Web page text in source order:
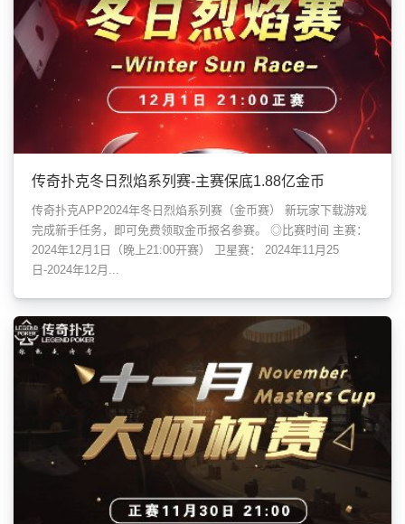
传奇扑克冬日烈焰系列赛-主赛保底1.88亿金币
传奇扑克APP2024年冬日烈焰系列赛（金币赛） 新玩家下载游戏
完成新手任务，即可免费领取金币报名参赛。 ◎比赛时间 主赛：
2024年12月1日（晚上21:00开赛） 卫星赛： 2024年11月25
日-2024年12月...